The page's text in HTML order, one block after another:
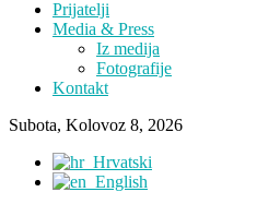
Prijatelji
Media & Press
Iz medija
Fotografije
Kontakt
Subota, Kolovoz 8, 2026
Hrvatski
English